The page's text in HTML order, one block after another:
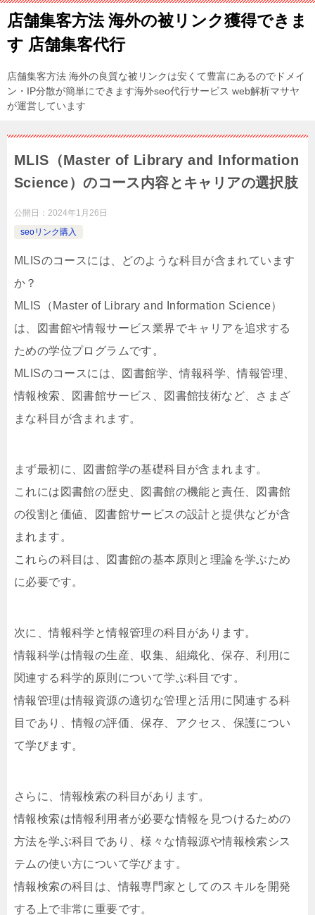
店舗集客方法 海外の被リンク獲得できま
す 店舗集客代行
店舗集客方法 海外の良質な被リンクは安くて豊富にあるのでドメイ
ン・IP分散が簡単にできます海外seo代行サービス web解析マサヤ
が運営しています
MLIS（Master of Library and Information
Science）のコース内容とキャリアの選択肢
公開日： 2024年1月26日
seoリンク購入
MLISのコースには、どのような科目が含まれています
か？
MLIS（Master of Library and Information Science）
は、図書館や情報サービス業界でキャリアを追求する
ための学位プログラムです。
MLISのコースには、図書館学、情報科学、情報管理、
情報検索、図書館サービス、図書館技術など、さまざ
まな科目が含まれます。
まず最初に、図書館学の基礎科目が含まれます。
これには図書館の歴史、図書館の機能と責任、図書館
の役割と価値、図書館サービスの設計と提供などが含
まれます。
これらの科目は、図書館の基本原則と理論を学ぶため
に必要です。
次に、情報科学と情報管理の科目があります。
情報科学は情報の生産、収集、組織化、保存、利用に
関連する科学的原則について学ぶ科目です。
情報管理は情報資源の適切な管理と活用に関連する科
目であり、情報の評価、保存、アクセス、保護につい
て学びます。
さらに、情報検索の科目があります。
情報検索は情報利用者が必要な情報を見つけるための
方法を学ぶ科目であり、様々な情報源や情報検索シス
テムの使い方について学びます。
情報検索の科目は、情報専門家としてのスキルを開発
する上で非常に重要です。